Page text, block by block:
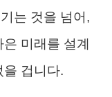
는 것을 넘어,
미래를 설계
겁니다.